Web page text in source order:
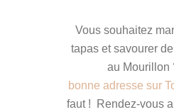
Vous souhaitez
tapas et savourer
au Mourillon
bonne adresse sur
faut ! Rendez-vous